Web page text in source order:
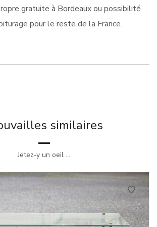
gratuite à Bordeaux ou possibilité
pour le reste de la France.
similaires
Jetez-y un oeil ...